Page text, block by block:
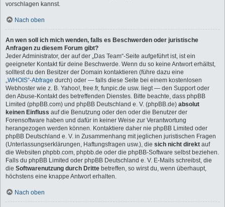
vorschlagen kannst.
Nach oben
An wen soll ich mich wenden, falls es Beschwerden oder juristische
Anfragen zu diesem Forum gibt?
Jeder Administrator, der auf der „Das Team“-Seite aufgeführt ist, ist ein
geeigneter Kontakt für deine Beschwerde. Wenn du so keine Antwort erhältst,
solltest du den Besitzer der Domain kontaktieren (führe dazu eine
„WHOIS“-Abfrage durch) oder — falls diese Seite bei einem kostenlosen
Webhoster wie z. B. Yahoo!, free.fr, funpic.de usw. liegt — den Support oder
den Abuse-Kontakt des betreffenden Dienstes. Bitte beachte, dass phpBB
Limited (phpBB.com) und phpBB Deutschland e. V. (phpBB.de) absolut
keinen Einfluss auf die Benutzung oder den oder die Benutzer der
Forensoftware haben und dafür in keiner Weise zur Verantwortung
herangezogen werden können. Kontaktiere daher nie phpBB Limited oder
phpBB Deutschland e. V. in Zusammenhang mit jeglichen juristischen Fragen
(Unterlassungserklärungen, Haftungsfragen usw.), die sich nicht direkt auf
die Websiten phpbb.com, phpbb.de oder die phpBB-Software selbst beziehen.
Falls du phpBB Limited oder phpBB Deutschland e. V. E-Mails schreibst, die
die Softwarenutzung durch Dritte betreffen, so wirst du, wenn überhaupt,
höchstens eine knappe Antwort erhalten.
Nach oben